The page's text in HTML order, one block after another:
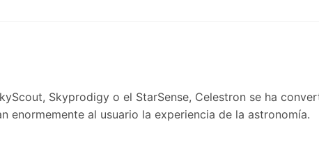
Skyprodigy o el StarSense, Celestron se ha
al usuario la experiencia de la astronomía.